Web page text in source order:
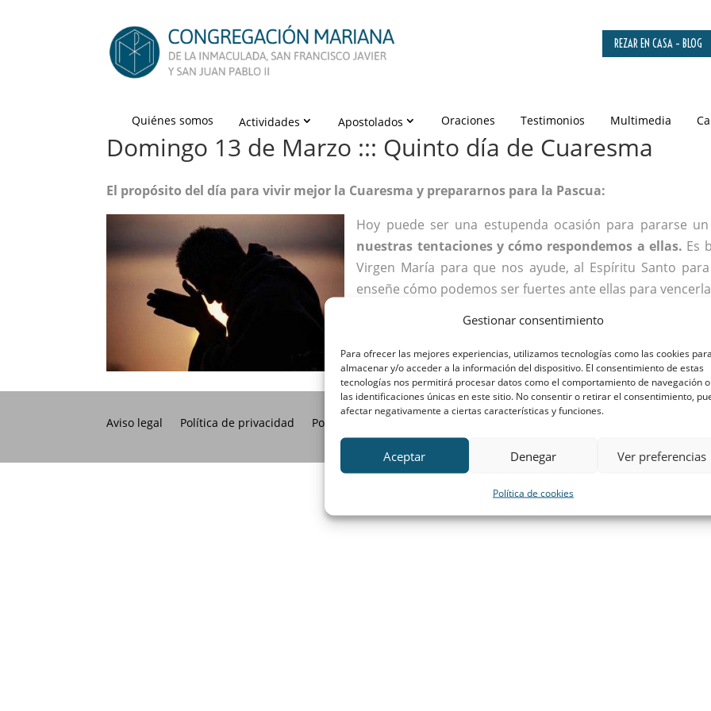
Gestionar consentimiento
Para ofrecer las mejores experiencias, utilizamos tecnologías como las cookies
almacenar y/o acceder a la información del dispositivo. El consentimiento de estas
tecnologías nos permitirá procesar datos como el comportamiento de navegación o
las identificaciones únicas en este sitio. No consentir o retirar el consentimiento,
afectar negativamente a ciertas características y funciones.
Aceptar Denegar Ver preferencias
Política de cookies
REZAR EN CASA – BLOG
Quiénes somos Actividades Apostolados Oraciones Testimonios Multimedia
Domingo 13 de Marzo ::: Quinto día de Cuaresma
El propósito del día para vivir mejor la Cuaresma y prepararnos para la Pascua:
Hoy puede ser una estupenda ocasión para pararse
nuestras tentaciones y cómo respondemos a ellas. Es
Virgen María para que nos ayude, al Espíritu Santo
enseñe cómo podemos ser fuertes ante ellas para
Aviso legal Política de privacidad Política de cookies